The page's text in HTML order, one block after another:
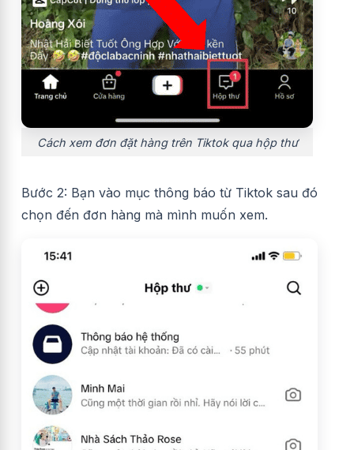
Cách xem đơn đặt hàng trên Tiktok qua hộp thư
Bước 2: Bạn vào mục thông báo từ Tiktok sau đó
chọn đến đơn hàng mà mình muốn xem.